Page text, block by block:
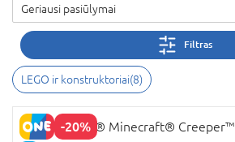
Geriausi pasiūlymai
Filtras
LEGO ir konstruktoriai(8)
-20%
21276 LEGO® Minecraft® Creeper™